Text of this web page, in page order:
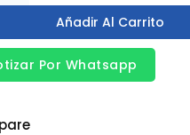
Añadir Al Carrito
Por Whatsapp